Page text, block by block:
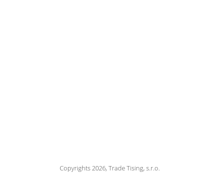
Copyrights 2026, Trade Tising, s.r.o.